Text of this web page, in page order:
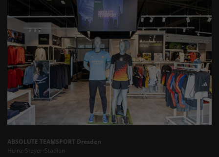
ABSOLUTE TEAMSPORT Dresden
Heinz-Steyer-Stadion